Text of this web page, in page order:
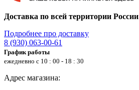
Доставка по всей территории России
Подробнее про доставку
8 (930) 063-00-61
График работы
ежедневно с 10 : 00 - 18 : 30
Адрес магазина: